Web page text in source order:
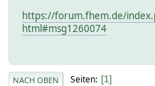
https://forum.fhem.de/
html#msg1260074
NACH OBEN Seiten 1